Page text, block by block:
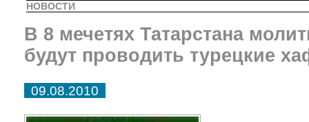
НОВОСТИ
В 8 мечетях Татарстана
будут проводить турецкие
09.08.2010